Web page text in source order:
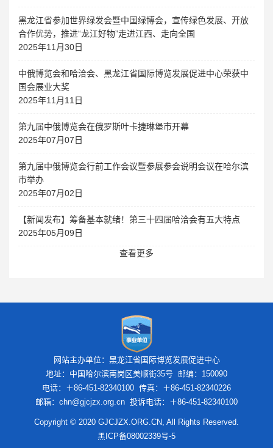
黑龙江省参加世界绿发会暨中国绿博会，宣传绿色发展、开放
合作优势，推进“龙江好物”走进江西、走向全国
2025年11月30日
中俄博览会和哈洽会、黑龙江省国际博览发展促进中心荣获中
国会展业大奖
2025年11月11日
第九届中俄博览会在俄罗斯叶卡捷琳堡市开幕
2025年07月07日
第九届中俄博览会行前工作会议暨参展参会说明会议在哈尔滨
市举办
2025年07月02日
【新闻发布】筹备基本就绪！第三十四届哈洽会有五大特点
2025年05月09日
查看更多
网站主办单位：黑龙江省国际博览发展促进中心
地址：中国哈尔滨南岗区美顺街35号 邮编：150090
电话：＋86-451-82340100 传真：＋86-451-82340226
邮箱：chn@gjcjzx.org.cn 投诉电话：＋86-451-82340100
Copyright © 2020 GJCJZX.ORG.CN, All Rights Reserved.
黑ICP备08002339号-5